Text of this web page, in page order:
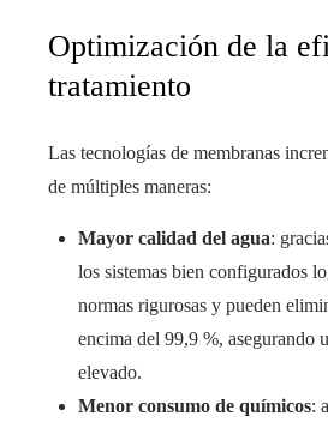
Optimización de la
tratamiento
Las tecnologías de membranas
de múltiples maneras:
Mayor calidad del agua:
los sistemas bien configurados
normas rigurosas y pueden
encima del 99,9 %, asegurando
elevado.
Menor consumo de químicos: